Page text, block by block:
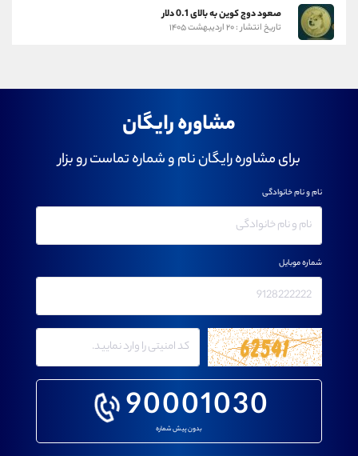
صعود دوج کوین به بالای 0.1 دلار
تاریخ انتشار : ۲۰ اردیبهشت ۱۴۰۵
مشاوره رایگان
برای مشاوره رایگان نام و شماره تماست رو بزار
90001030
بدون پیش شماره
نام و نام خانوادگی
شماره موبایل